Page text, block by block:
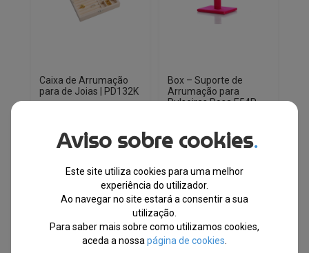
Caixa de Arrumação
para de Joias | PD132K
EM STOCK
original
€21.51.
€ 9.68
€9.68.
-55%
Envio Imediato
Box – Suporte de
Arrumação para
Pulseiras Rosa E54R
EM STOCK
preço
original
era:
€11.73.
preço
atual
é:
€7.90.
-33%
Envio Imediato
Aviso sobre cookies.
Este site utiliza cookies para uma melhor
experiência do utilizador.
Ao navegar no site estará a consentir a sua
utilização.
Para saber mais sobre como utilizamos cookies,
aceda a nossa página de cookies